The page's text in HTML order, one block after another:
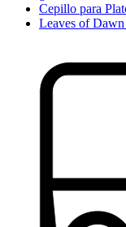
Cepillo para
Leaves of